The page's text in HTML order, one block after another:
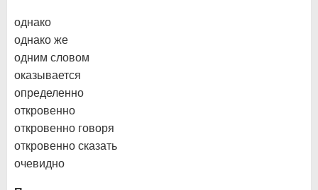
однако
однако же
одним словом
оказывается
определенно
откровенно
откровенно говоря
откровенно сказать
очевидно